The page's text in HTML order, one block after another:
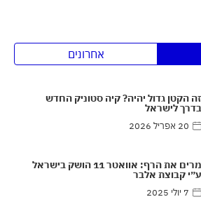
אחרונים
זה הקטן גדול יהיה? קיה סטוניק החדש
בדרך לישראל
20 אפריל 2026
מרים את הרף: אוואטר 11 הושק בישראל
ע״י קבוצת אלבר
7 יולי 2025